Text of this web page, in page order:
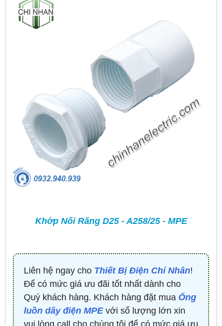
Khớp Nối Răng D25 - A258/25 - MPE
Liên hệ ngay cho Thiết Bị Điện Chí Nhân!
Để có mức giá ưu đãi tốt nhất dành cho
Quý khách hàng. Khách hàng đặt mua Ống
luồn dây điện MPEvới số lượng lớn xin
vui lòng call cho chúng tôi để có mức giá ưu